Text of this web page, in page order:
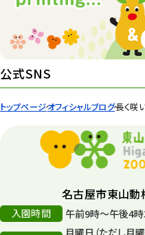
トップページオフィシャルブログ長く咲
紅葉情報
ズーボ
イベント
平和公園
公式SNS
名古屋市東山動
入園時間
午前9時～午後4時
月曜日（ただし月